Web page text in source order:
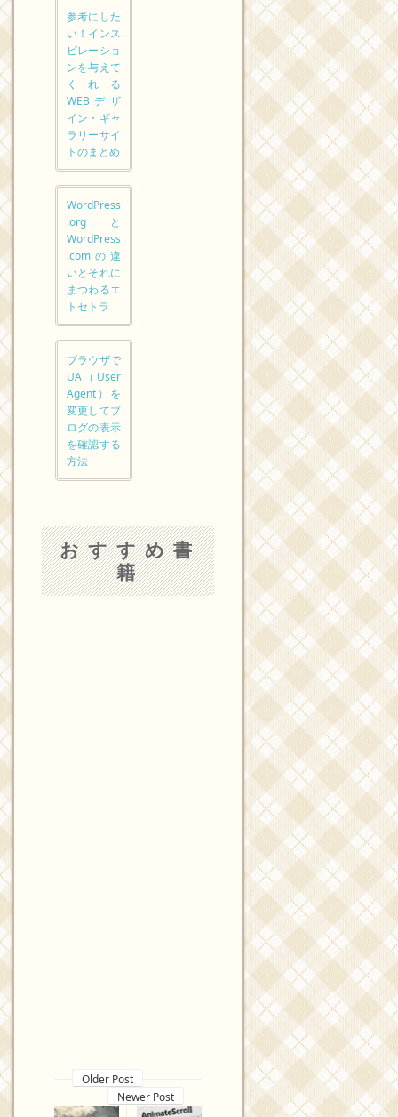
参考にした
い！インス
ピレーショ
ンを与えて
くれる
WEBデザ
イン・ギャ
ラリーサイ
トのまとめ
WordPress
.orgと
WordPress
.comの違
いとそれに
まつわるエ
トセトラ
ブラウザで
UA（User
Agent）を
変更してブ
ログの表示
を確認する
方法
おすすめ書
籍
Older Post
Newer Post